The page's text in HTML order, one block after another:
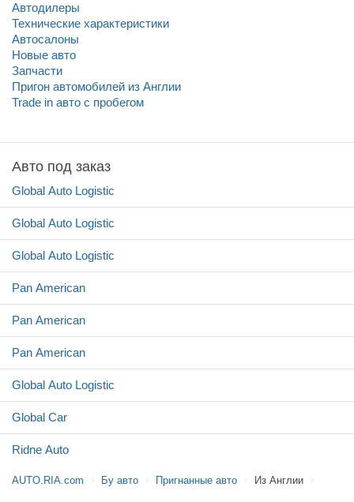
Автодилеры
Технические характеристики
Автосалоны
Новые авто
Запчасти
Пригон автомобилей из Англии
Trade in авто c пробегом
Авто под заказ
Global Auto Logistic
Global Auto Logistic
Global Auto Logistic
Pan American
Pan American
Pan American
Global Auto Logistic
Global Car
Ridne Auto
AUTO.RIA.com Бу авто Пригнанные авто Из Англии